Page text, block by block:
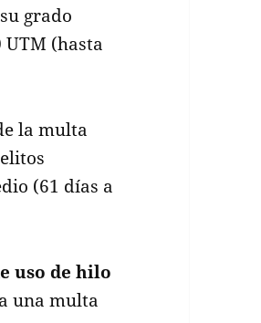
grado
(hasta
la multa
(61 días a
uso de hilo
una multa